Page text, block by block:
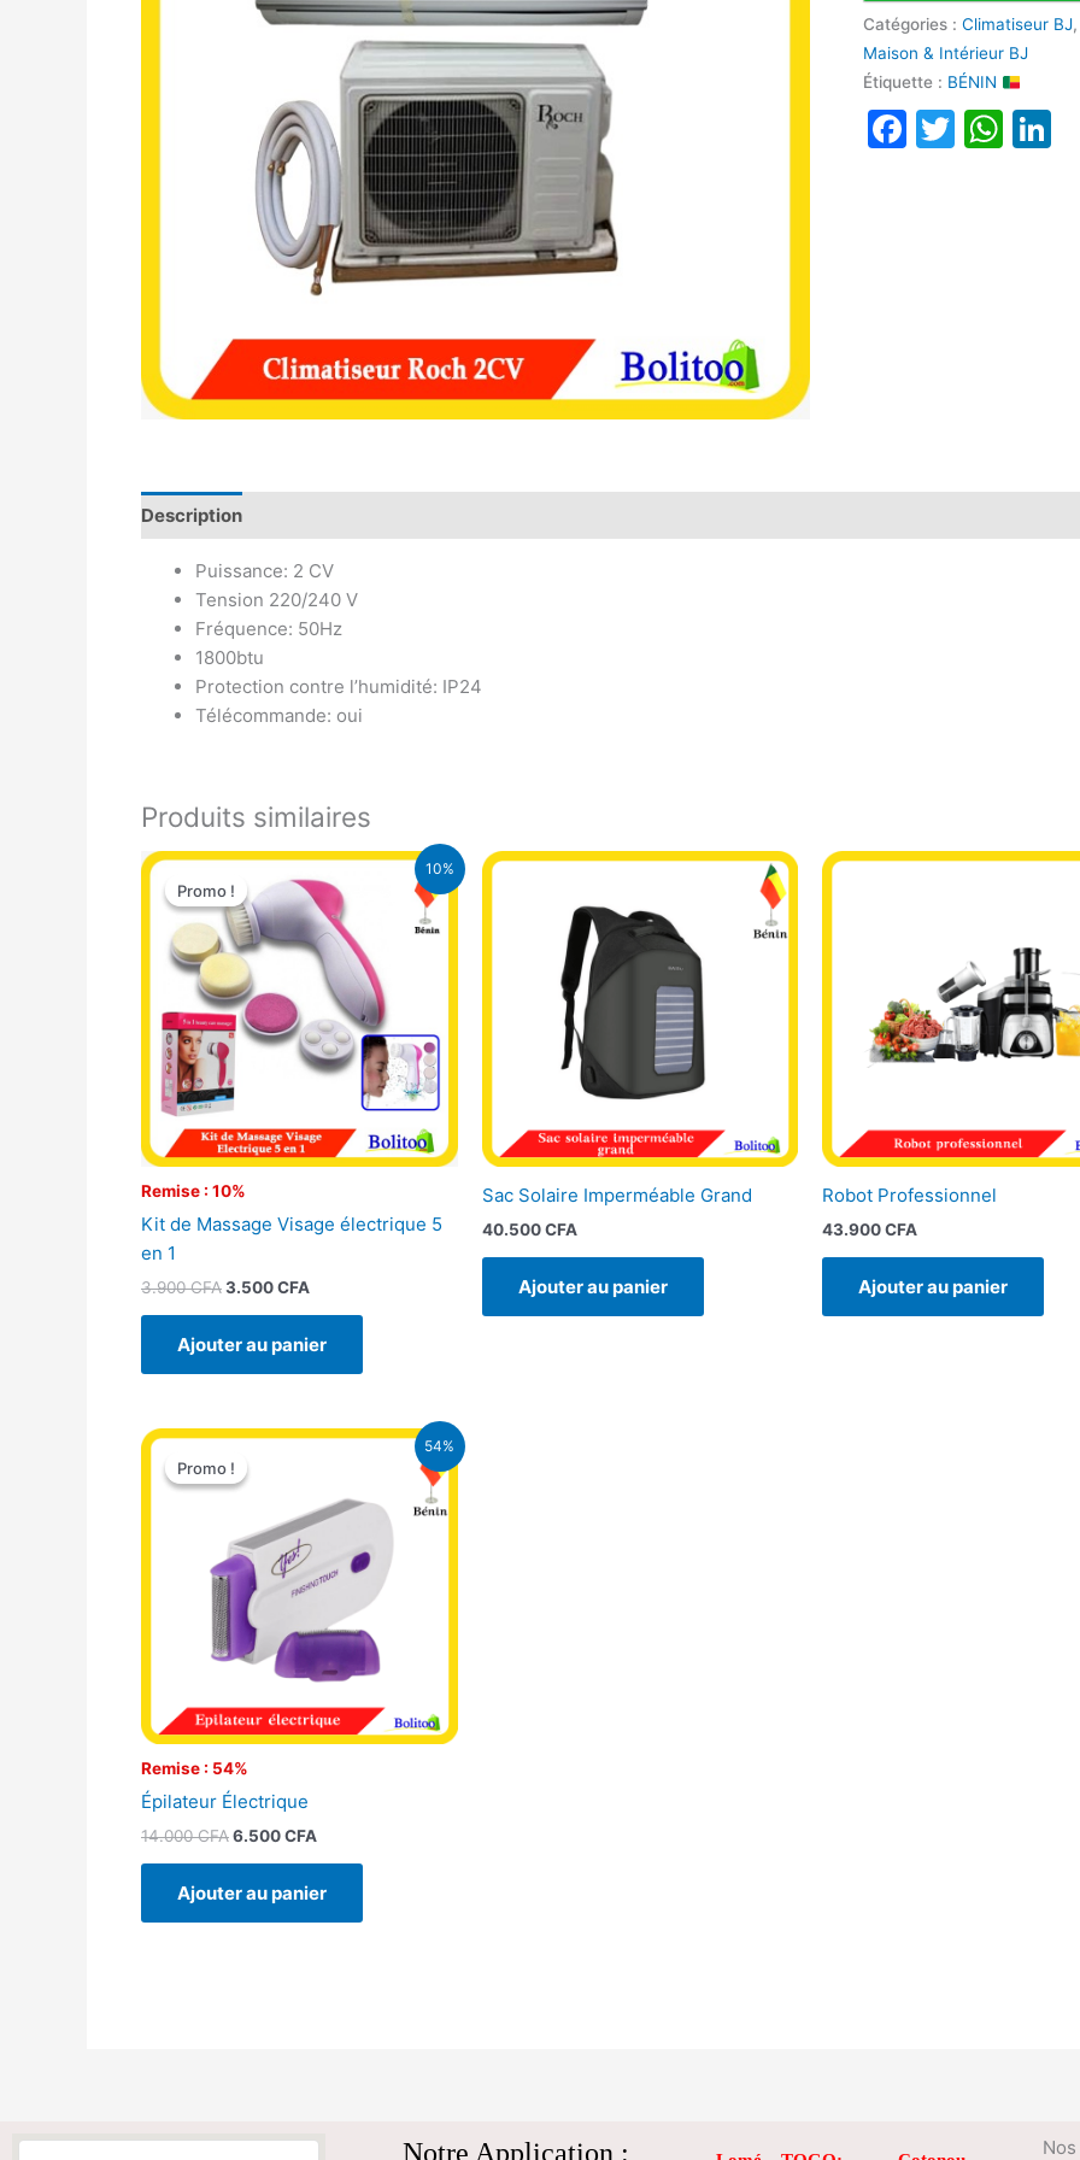
Catégories :Climatiseur BJ,
Maison & Intérieur BJ
Étiquette : BÉNIN
Facebook
Twitter
Description
Puissance: 2 CV
Tension 220/240 V
Fréquence: 50Hz
1800btu
Protection contre l’humidité: IP24
Télécommande: oui
Produits similaires
10%
Promo !
Remise : 10%
Promo !
Kit de Massage Visage électrique 5
en 1
3.900CFA
Le
initial
était :
3.900 CFA.
3.500CFA
Le
prix
actuel
est :
3.500 CFA.
Ajouter au panier
Sac Solaire Imperméable Grand
40.500CFA
Ajouter au panier
Robot Professionnel
43.900CFA
Ajouter au panier
54%
Promo !
Remise : 54%
Promo !
Épilateur Électrique
14.000CFA
Le
initial
14.000 CFA.
6.500CFA
Le
est :
6.500 CFA.
Ajouter au panier
Notre Application :